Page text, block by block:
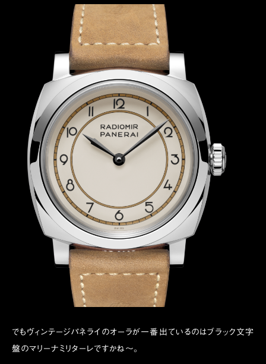
でもヴィンテージパネライのオーラが一番出ているのはブラック文字
盤のマリーナミリターレですかね〜。